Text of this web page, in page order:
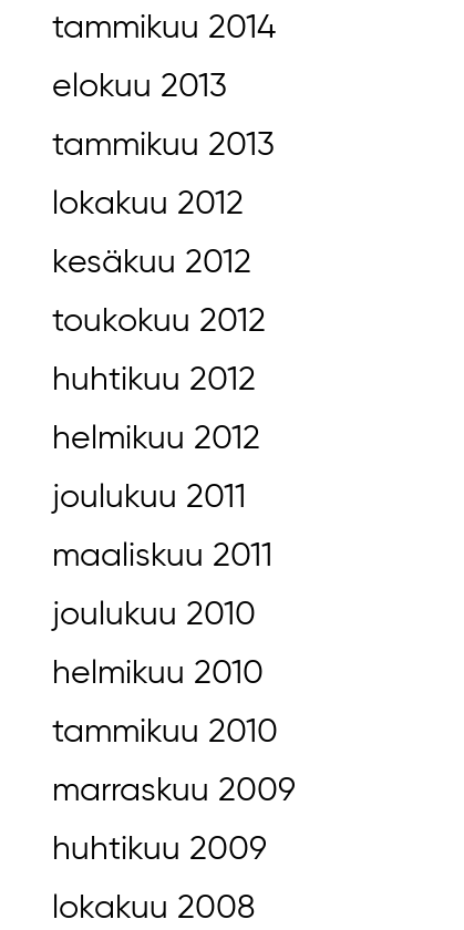
tammikuu 2014
elokuu 2013
tammikuu 2013
lokakuu 2012
kesäkuu 2012
toukokuu 2012
huhtikuu 2012
helmikuu 2012
joulukuu 2011
maaliskuu 2011
joulukuu 2010
helmikuu 2010
tammikuu 2010
marraskuu 2009
huhtikuu 2009
lokakuu 2008